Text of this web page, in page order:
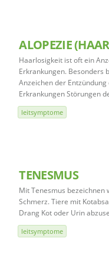
ALOPEZIE
Haarlosigkeit ist oft ein
Erkrankungen. Besonders
Anzeichen der
Erkrankungen Störungen
leitsymptome
TENESMUS
Mit Tenesmus bezeichnen
Schmerz. Tiere mit
Drang Kot oder Urin
leitsymptome